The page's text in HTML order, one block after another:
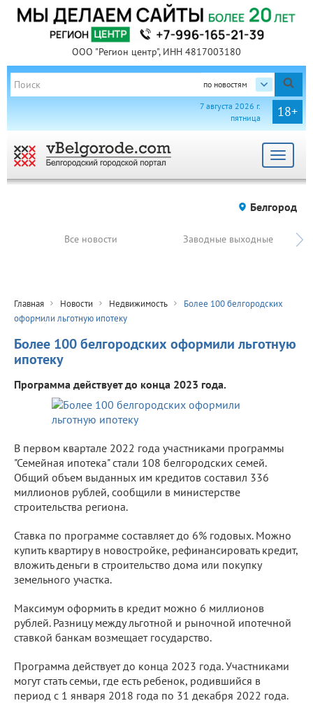
ООО "Регион центр", ИНН 4817003180
по новостям
18+
7 августа 2026 г.
пятница
Toggle
Белгород
Все новости Заводные выходные
Главная Новости Недвижимость
Более 100 белгородских
оформили льготную ипотеку
Более 100 белгородских оформили льготную
ипотеку
Программа действует до конца 2023 года.
В первом квартале 2022 года участниками программы
"Семейная ипотека" стали 108 белгородских семей.
Общий объем выданных им кредитов составил 336
миллионов рублей, сообщили в министерстве
строительства региона.
Ставка по программе составляет до 6% годовых. Можно
купить квартиру в новостройке, рефинансировать кредит,
вложить деньги в строительство дома или покупку
земельного участка.
Максимум оформить в кредит можно 6 миллионов
рублей. Разницу между льготной и рыночной ипотечной
ставкой банкам возмещает государство.
Программа действует до конца 2023 года. Участниками
могут стать семьи, где есть ребенок, родившийся в
период с 1 января 2018 года по 31 декабря 2022 года.